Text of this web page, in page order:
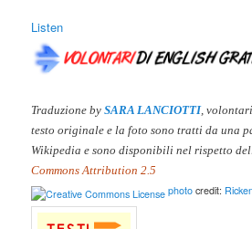
Listen
Traduzione bySARA LANCIOTTI,
testo originale e la foto sono tratti da una
Wikipedia e sono disponibili nel rispetto
Commons Attribution 2.5
photo credit: